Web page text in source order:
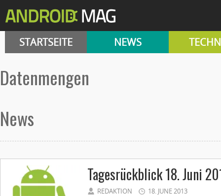
STARTSEITE NEWS
Datenmengen
News
Tagesrückblick 18. Juni
REDAKTION 18. JUNE 2013